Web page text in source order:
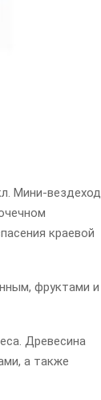
Мини-вездеход
краевой
фруктами и
Древесина
а также